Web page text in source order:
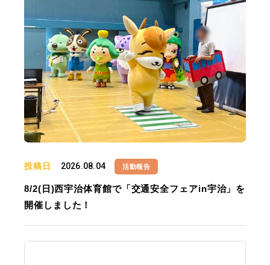
投稿日 2026.08.04 活動報告
8/2(日)西宇治体育館で「交通安全フェアin宇治」を
開催しました！